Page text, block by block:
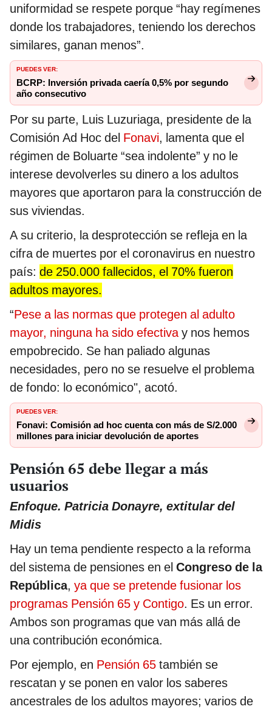
uniformidad se respete porque “hay regímenes
donde los trabajadores, teniendo los derechos
similares, ganan menos”.
PUEDES VER:
BCRP: Inversión privada caería 0,5% por segundo
año consecutivo
Por su parte, Luis Luzuriaga, presidente de la
Comisión Ad Hoc del Fonavi, lamenta que el
régimen de Boluarte “sea indolente” y no le
interese devolverles su dinero a los adultos
mayores que aportaron para la construcción de
sus viviendas.
A su criterio, la desprotección se refleja en la
cifra de muertes por el coronavirus en nuestro
país: de 250.000 fallecidos, el 70% fueron
adultos mayores.
“Pese a las normas que protegen al adulto
mayor, ninguna ha sido efectiva y nos hemos
empobrecido. Se han paliado algunas
necesidades, pero no se resuelve el problema
de fondo: lo económico", acotó.
PUEDES VER:
Fonavi: Comisión ad hoc cuenta con más de S/2.000
millones para iniciar devolución de aportes
Pensión 65 debe llegar a más
usuarios
Enfoque. Patricia Donayre, extitular del
Midis
Hay un tema pendiente respecto a la reforma
del sistema de pensiones en el Congreso de la
República, ya que se pretende fusionar los
programas Pensión 65 y Contigo. Es un error.
Ambos son programas que van más allá de
una contribución económica.
Por ejemplo, en Pensión 65 también se
rescatan y se ponen en valor los saberes
ancestrales de los adultos mayores; varios de